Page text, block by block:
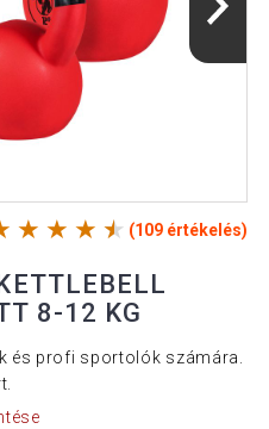
(109 értékelés)
8-12 KG
és profi sportolók számára.